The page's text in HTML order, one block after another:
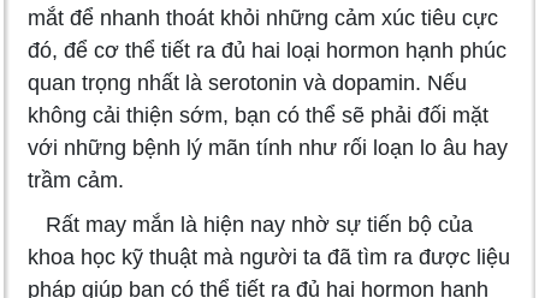
mắt để nhanh thoát khỏi những cảm xúc tiêu cực
đó, để cơ thể tiết ra đủ hai loại hormon hạnh phúc
quan trọng nhất là serotonin và dopamin. Nếu
không cải thiện sớm, bạn có thể sẽ phải đối mặt
với những bệnh lý mãn tính như rối loạn lo âu hay
trầm cảm.
Rất may mắn là hiện nay nhờ sự tiến bộ của
khoa học kỹ thuật mà người ta đã tìm ra được liệu
pháp giúp bạn có thể tiết ra đủ hai hormon hạnh